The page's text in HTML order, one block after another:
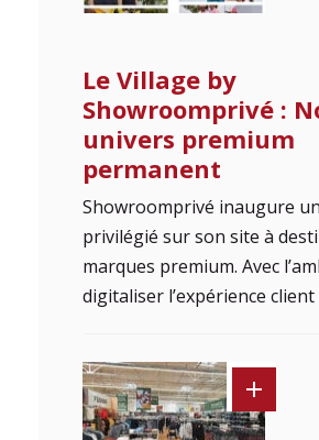
Le Village by
Showroomprivé :
univers premium
permanent
­Showroomprivé inaugure
privilégié sur son site à
marques premium. Avec
digitaliser l’expérience